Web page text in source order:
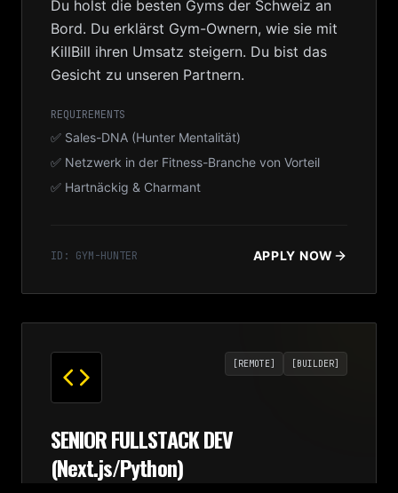
Du holst die besten Gyms der Schweiz an
Bord. Du erklärst Gym-Ownern, wie sie mit
KillBill ihren Umsatz steigern. Du bist das
Gesicht zu unseren Partnern.
REQUIREMENTS
✅ Sales-DNA (Hunter Mentalität)
✅ Netzwerk in der Fitness-Branche von Vorteil
✅ Hartnäckig & Charmant
ID: GYM-HUNTER APPLY NOW
[REMOTE] [BUILDER]
SENIOR FULLSTACK DEV
(Next.js/Python)